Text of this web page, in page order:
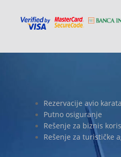
Rezervacije avio karata
Putno osiguranje
Rešenje za biznis
Rešenje za turističke